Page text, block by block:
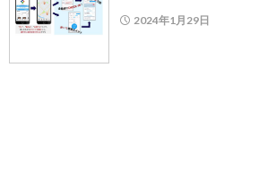
2024年1月29日